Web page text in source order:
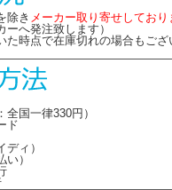
除き メーカー取り寄せしており
ーへ発注致します）
た時点で在庫切れの場合もご
全国一律330円）
ド
ィ）
）